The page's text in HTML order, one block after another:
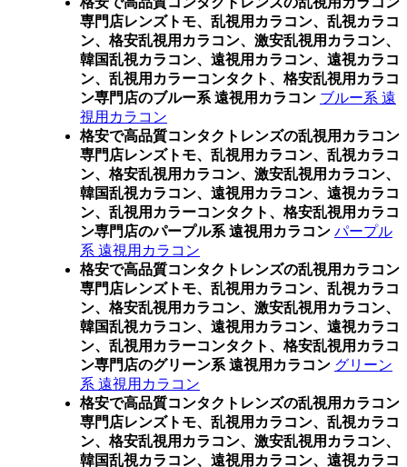
専門店レンズトモ、乱視用カラコン、乱視カラコ
ン、格安乱視用カラコン、激安乱視用カラコン、
韓国乱視カラコン、遠視用カラコン、遠視カラコ
ン、乱視用カラーコンタクト、格安乱視用カラコ
ン専門店のブルー系 遠視用カラコン ブルー系 遠
視用カラコン
格安で高品質コンタクトレンズの乱視用カラコン
専門店レンズトモ、乱視用カラコン、乱視カラコ
ン、格安乱視用カラコン、激安乱視用カラコン、
韓国乱視カラコン、遠視用カラコン、遠視カラコ
ン、乱視用カラーコンタクト、格安乱視用カラコ
ン専門店のパープル系 遠視用カラコン パープル
系 遠視用カラコン
格安で高品質コンタクトレンズの乱視用カラコン
専門店レンズトモ、乱視用カラコン、乱視カラコ
ン、格安乱視用カラコン、激安乱視用カラコン、
韓国乱視カラコン、遠視用カラコン、遠視カラコ
ン、乱視用カラーコンタクト、格安乱視用カラコ
ン専門店のグリーン系 遠視用カラコン グリーン
系 遠視用カラコン
格安で高品質コンタクトレンズの乱視用カラコン
専門店レンズトモ、乱視用カラコン、乱視カラコ
ン、格安乱視用カラコン、激安乱視用カラコン、
韓国乱視カラコン、遠視用カラコン、遠視カラコ